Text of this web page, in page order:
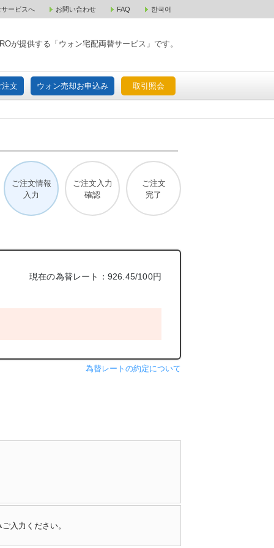
ービスへ お問い合わせ FAQ 한국어
が提供する「ウォン宅配両替サービス」です。
文 ウォン売却お申込み 取引照会
宅配ご注文 ウォン売却お申込み 取引照会
ご注文情報
入力
ご注文入力
確認
ご注文
完了
現在の為替レート：926.45/100円
為替レートの約定について
入力ください。